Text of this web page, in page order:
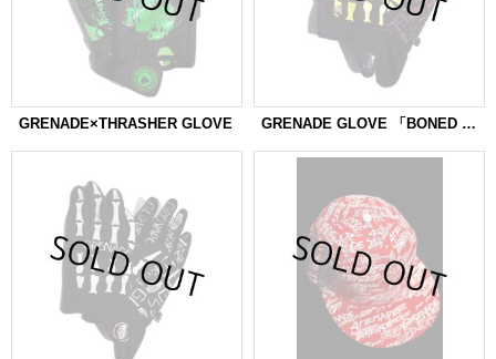
GRENADE×THRASHER GLOVE GRENADE GLOVE 「BONED AGE」